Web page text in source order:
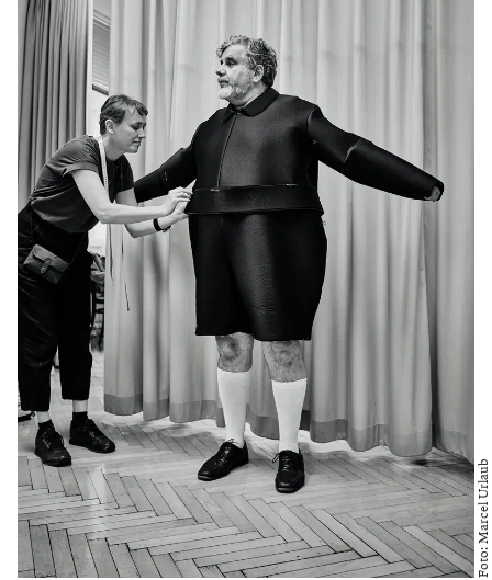
Foto: Marcel Urlaub